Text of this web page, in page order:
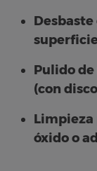
Pulido
(con
Limpieza
óxido o